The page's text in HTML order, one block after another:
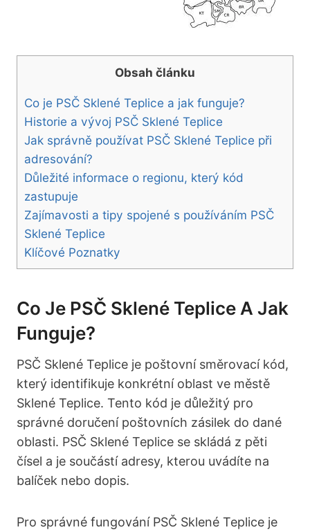
Obsah článku
Co ‍je PSČ Sklené ‍Teplice a ‍jak funguje?
Historie a vývoj PSČ Sklené Teplice
Jak správně používat ​PSČ Sklené Teplice při
adresování?
Důležité informace ⁣o regionu, který kód⁢
zastupuje
Zajímavosti a ‍tipy spojené s používáním PSČ
Sklené ‍Teplice
Klíčové ​Poznatky
Co ‍je PSČ Sklené ‍Teplice A ‍jak
Funguje?
PSČ Sklené Teplice je poštovní směrovací kód,
který identifikuje konkrétní oblast ve městě
Sklené Teplice. Tento kód je důležitý pro
správné doručení poštovních zásilek do dané
oblasti. PSČ ⁣Sklené Teplice ​se skládá z pěti
čísel⁢ a je součástí ‍adresy, kterou uvádíte na
balíček nebo dopis.
Pro správné fungování PSČ Sklené Teplice ‌je